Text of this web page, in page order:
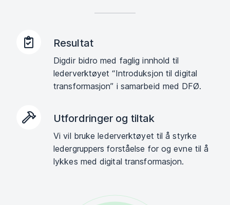
Resultat
Digdir bidro med faglig innhold til
lederverktøyet “Introduksjon til digital
transformasjon” i samarbeid med DFØ.
Utfordringer og tiltak
Vi vil bruke lederverktøyet til å styrke
ledergruppers forståelse for og evne til å
lykkes med digital transformasjon.